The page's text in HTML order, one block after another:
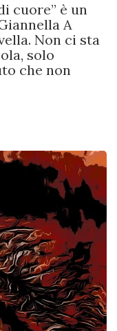
cuore” è un
A
Non ci sta
solo
che non